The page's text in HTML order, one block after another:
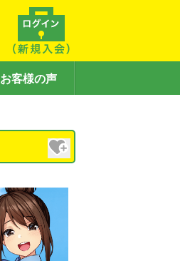
お客様の声